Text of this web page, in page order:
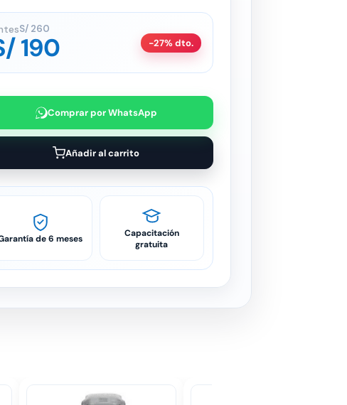
S/260
190 -27% dto.
Comprar por WhatsApp
Añadir al carrito
de 6 meses
Capacitación
gratuita